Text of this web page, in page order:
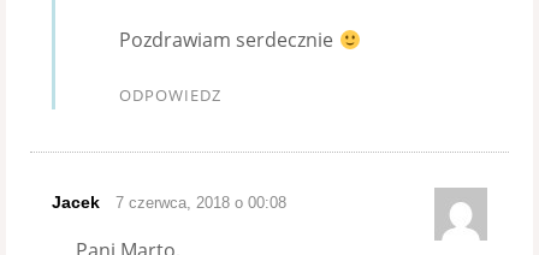
Pozdrawiam serdecznie
ODPOWIEDZ
Jacek 7 czerwca, 2018 o 00:08
Pani Marto,